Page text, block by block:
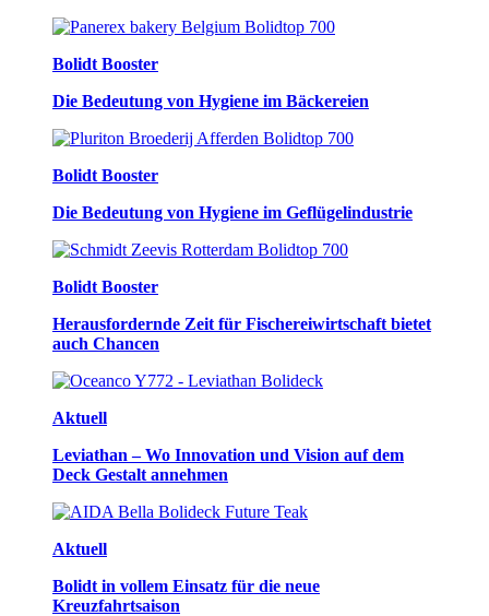
Bolidt Booster
Die Bedeutung von Hygiene im Bäckereien
Bolidt Booster
Die Bedeutung von Hygiene im Geflügelindustrie
Bolidt Booster
Herausfordernde Zeit für Fischereiwirtschaft bietet
auch Chancen
Aktuell
Leviathan – Wo Innovation und Vision auf dem
Deck Gestalt annehmen
Aktuell
Bolidt in vollem Einsatz für die neue
Kreuzfahrtsaison